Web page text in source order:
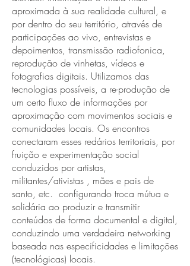
aproximada à sua realidade cultural, e
por dentro do seu território, através de
participações ao vivo, entrevistas e
depoimentos, transmissão radiofonica,
reprodução de vinhetas, vídeos e
fotografias digitais. Utilizamos das
tecnologias possíveis, a re-produção de
um certo fluxo de informações por
aproximação com movimentos sociais e
comunidades locais. Os encontros
conectaram esses redários territoriais, por
fruição e experimentação social
conduzidos por artistas,
militantes/ativistas , mães e pais de
santo, etc. configurando troca mútua e
solidária ao produzir e transmitir
conteúdos de forma documental e digital,
conduzindo uma verdadeira networking
baseada nas especificidades e limitações
(tecnológicas) locais.